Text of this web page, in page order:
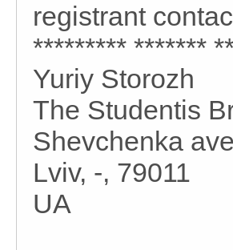
registrant
********* *******
Yuriy Storozh
The Studentis
Shevchenka
Lviv, -, 79011
UA